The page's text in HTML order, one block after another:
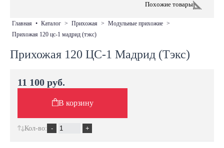
Похожие товары
главная • каталог > прихожая > модульные прихожие >
прихожая 120 цс-1 мадрид (тэкс)
Прихожая 120 ЦС-1 Мадрид (Тэкс)
11 100 руб.
В корзину
Кол-во: